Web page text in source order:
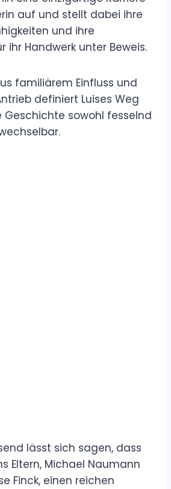
auf und stellt dabei ihre
und ihre
ihr Handwerk unter Beweis.
familiärem Einfluss und
definiert Luises Weg
sowohl fesselnd
lässt sich sagen, dass
Eltern, Michael Naumann
Finck, einen reichen